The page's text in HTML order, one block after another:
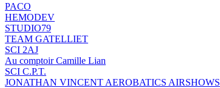
PACO
HEMODEV
STUDIO79
TEAM GATELLIET
SCI 2AJ
Au comptoir Camille Lian
SCI C.P.T.
JONATHAN VINCENT AEROBATICS AIRSHOWS